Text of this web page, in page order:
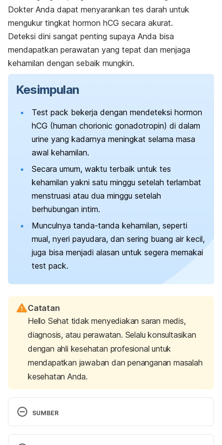
Dokter Anda dapat menyarankan tes darah untuk
mengukur tingkat hormon hCG secara akurat.
Deteksi dini sangat penting supaya Anda bisa
mendapatkan perawatan yang tepat dan menjaga
kehamilan dengan sebaik mungkin.
Kesimpulan
Test pack bekerja dengan mendeteksi hormon
hCG (human chorionic gonadotropin) di dalam
urine yang kadarnya meningkat selama masa
awal kehamilan.
Secara umum, waktu terbaik untuk tes
kehamilan yakni satu minggu setelah terlambat
menstruasi atau dua minggu setelah
berhubungan intim.
Munculnya tanda-tanda kehamilan, seperti
mual, nyeri payudara, dan sering buang air kecil,
juga bisa menjadi alasan untuk segera memakai
test pack.
Catatan
Hello Sehat tidak menyediakan saran medis,
diagnosis, atau perawatan. Selalu konsultasikan
dengan ahli kesehatan profesional untuk
mendapatkan jawaban dan penanganan masalah
kesehatan Anda.
SUMBER